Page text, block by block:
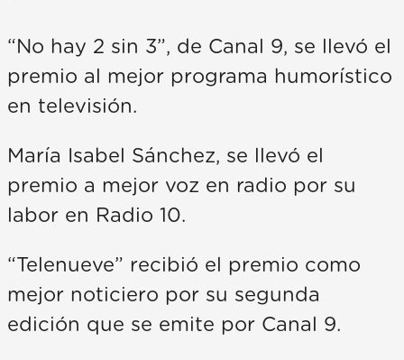
“No hay 2 sin 3”, de Canal 9, se llevó el
premio al mejor programa humorístico
en televisión.
María Isabel Sánchez, se llevó el
premio a mejor voz en radio por su
labor en Radio 10.
“Telenueve” recibió el premio como
mejor noticiero por su segunda
edición que se emite por Canal 9.